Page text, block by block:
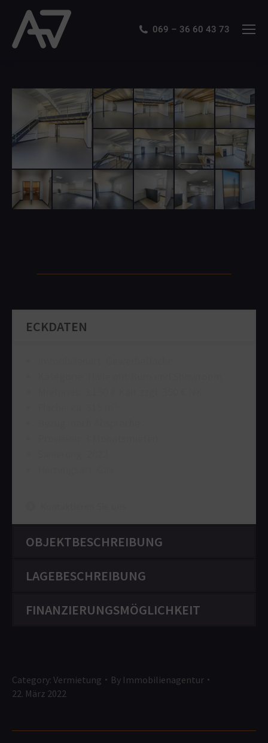
069 – 36 60 43 73
ECKDATEN
OBJEKTBESCHREIBUNG
LAGEBESCHREIBUNG
FINANZIERUNGSMÖGLICHKEIT
Category: Vermietung By Immobilienagentur
22. März 2022